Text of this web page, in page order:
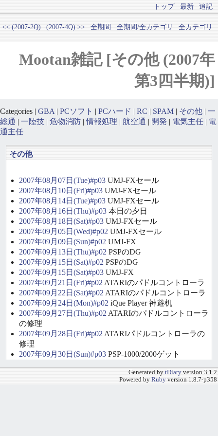
トップ 最新 追記
<< (2007-2Q) (2007-4Q) >> 全期間 全期間/全カテゴリ 全カテゴリ
Mootan雑記 [その他 (2007年
第3四半期)]
Categories | GBA | PCソフト | PCハード | RC | SPAM | その他 | 一
総通 | 一陸技 | 危物消防 |情報処理 | 航空通 | 開発 | 電気主任 | 電
通主任
その他
2007年08月07日(Tue)#p03 UMJ-FXセール
2007年08月10日(Fri)#p03 UMJ-FXセール
2007年08月14日(Tue)#p03 UMJ-FXセール
2007年08月16日(Thu)#p03 本日の夕日
2007年08月18日(Sat)#p03 UMJ-FXセール
2007年09月05日(Wed)#p02 UMJ-FXセール
2007年09月09日(Sun)#p02 UMJ-FX
2007年09月13日(Thu)#p02 PSPのDG
2007年09月15日(Sat)#p02 PSPのDG
2007年09月15日(Sat)#p03 UMJ-FX
2007年09月21日(Fri)#p02 ATARIのパドルコントローラ
2007年09月22日(Sat)#p02 ATARIのパドルコントローラ
2007年09月24日(Mon)#p02 iQue Player 神遊机
2007年09月27日(Thu)#p02 ATARIのパドルコントローラ
の修理
2007年09月28日(Fri)#p02 ATARIパドルコントローラの
修理
2007年09月30日(Sun)#p03 PSP-1000/2000ゲット
Generated by tDiary version 3.1.2
Powered by Ruby version 1.8.7-p358